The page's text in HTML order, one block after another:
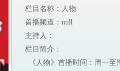
栏目名称：人物
首播频道：null
主持人：
栏目简介：
《人物》首播时间：周一